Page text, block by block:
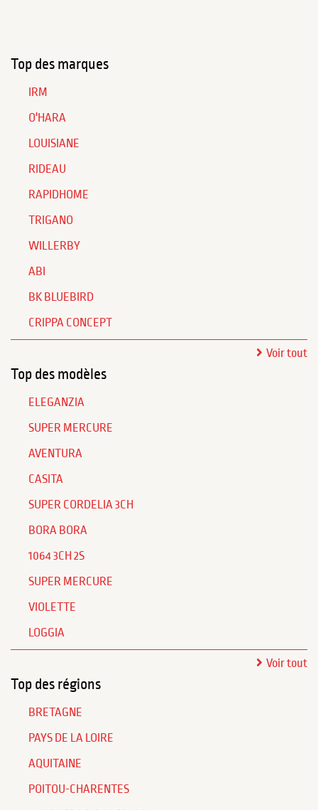
Top des marques
IRM
O'HARA
LOUISIANE
RIDEAU
RAPIDHOME
TRIGANO
WILLERBY
ABI
BK BLUEBIRD
CRIPPA CONCEPT
Voir tout
Top des modèles
ELEGANZIA
SUPER MERCURE
AVENTURA
CASITA
SUPER CORDELIA 3CH
BORA BORA
1064 3CH 2S
SUPER MERCURE
VIOLETTE
LOGGIA
Voir tout
Top des régions
BRETAGNE
PAYS DE LA LOIRE
AQUITAINE
POITOU-CHARENTES